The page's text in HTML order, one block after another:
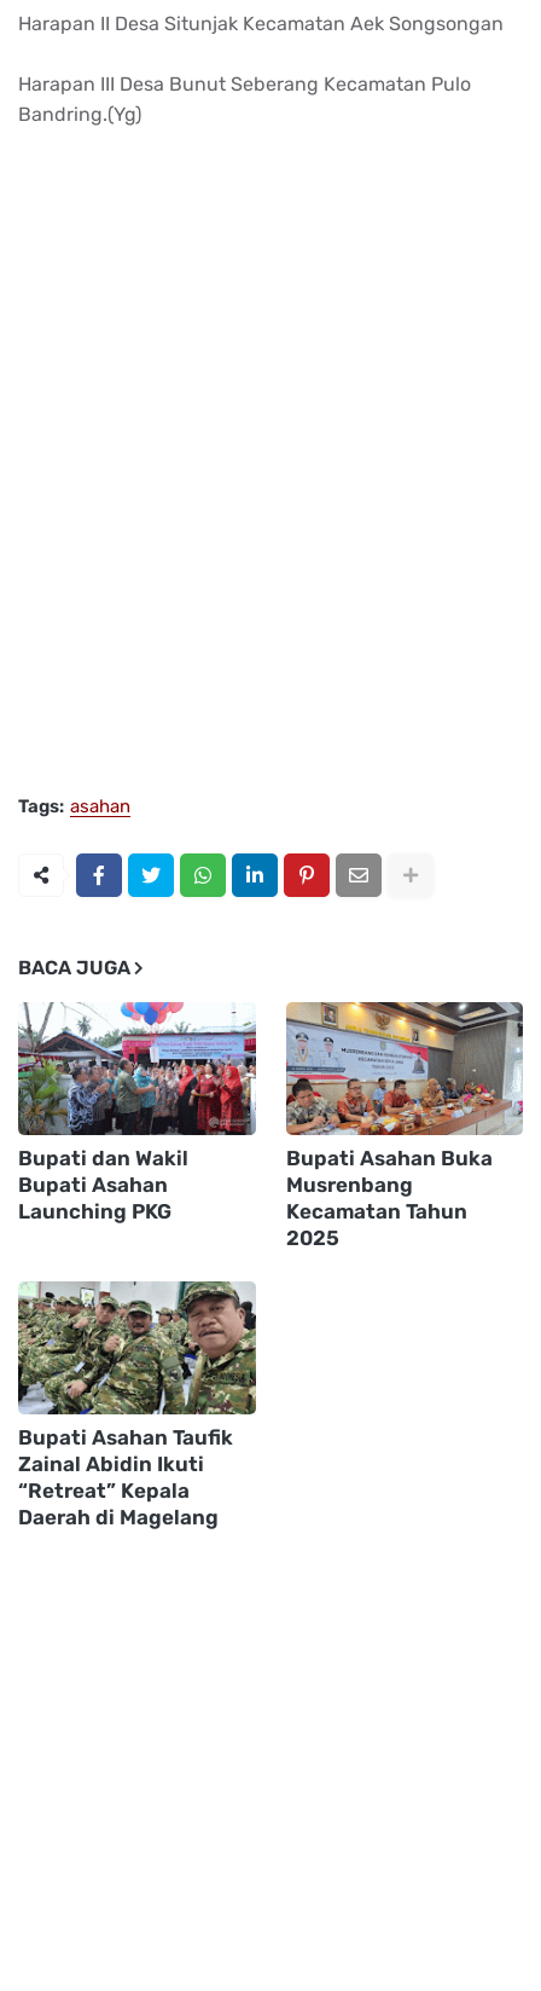
Harapan II Desa Situnjak Kecamatan Aek Songsongan
Harapan III Desa Bunut Seberang Kecamatan Pulo
Bandring.(Yg)
Tags: asahan
BACA JUGA
Bupati dan Wakil
Bupati Asahan
Launching PKG
Bupati Asahan Buka
Musrenbang
Kecamatan Tahun
2025
Bupati Asahan Taufik
Zainal Abidin Ikuti
“Retreat” Kepala
Daerah di Magelang